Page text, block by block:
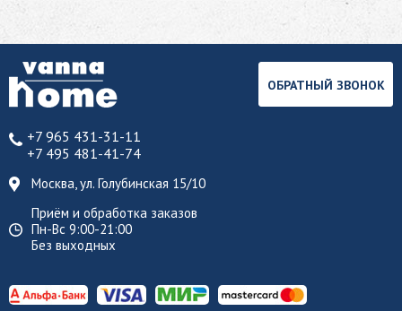
+7 965 431-31-11
+7 495 481-41-74
Москва, ул. Голубинская 15/10
Приём и обработка заказов
Пн-Вс 9:00-21:00
Без выходных
ОБРАТНЫЙ ЗВОНОК